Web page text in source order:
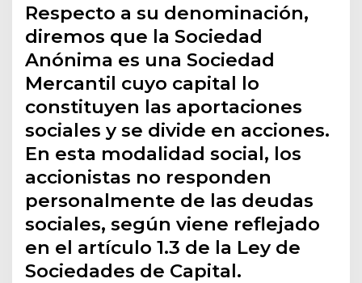
Respecto a su denominación,
diremos que la Sociedad
Anónima es una Sociedad
Mercantil cuyo capital lo
constituyen las aportaciones
sociales y se divide en acciones.
En esta modalidad social, los
accionistas no responden
personalmente de las deudas
sociales, según viene reflejado
en el artículo 1.3 de la Ley de
Sociedades de Capital.